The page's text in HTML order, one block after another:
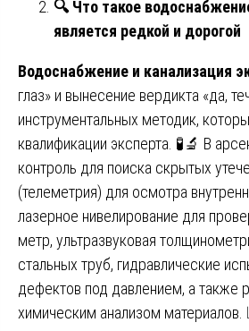
🔍Что такое
является редкой и дорогой
Водоснабжение и канализация
глаз» и вынесение вердикта «да,
инструментальных методик,
квалификации эксперта. 🧪🔬 В
контроль для поиска скрытых
(телеметрия) для осмотра
лазерное нивелирование для
метр, ультразвуковая
стальных труб, гидравлические
дефектов под давлением, а также
химическим анализом материалов.